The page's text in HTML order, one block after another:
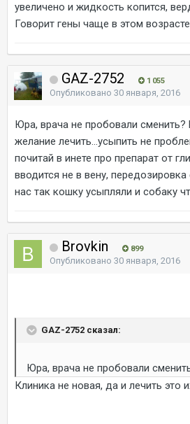
увеличено и жидкость копится,
Говорит гены чаще в этом
GAZ-2752 1 055
Опубликовано 30 января, 2016
Юра, врача не пробовали сменить?
желание лечить...усыпить не
почитай в инете про препарат от
вводится не в вену,
нас так кошку усыпляли и собаку
Brovkin 899
Опубликовано 30 января, 2016
GAZ-2752 сказал:
Юра, врача не пробовали
Клиника не новая, да и лечить это